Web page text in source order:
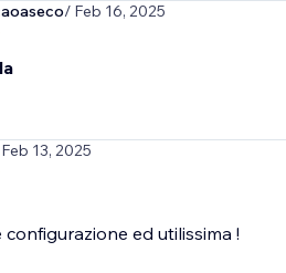
/ Feb 16, 2025
13, 2025
configurazione ed utilissima !